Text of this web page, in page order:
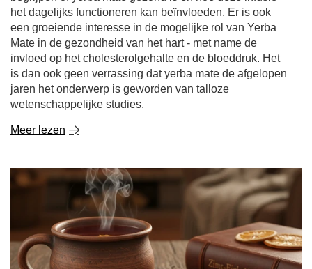
Meer lezen
Kaneel - een specerij met opmerkelijke